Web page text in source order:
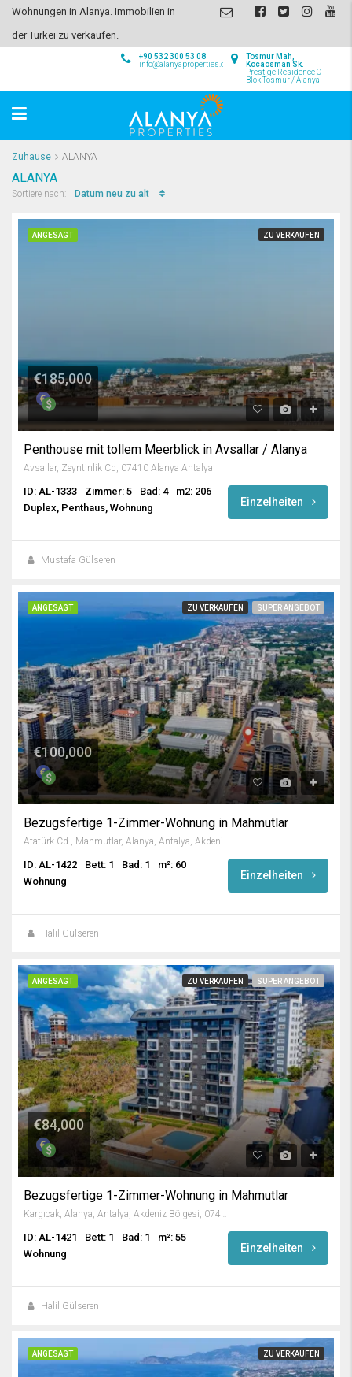
Wohnungen in Alanya. Immobilien in
der Türkei zu verkaufen.
Tosmur Mah,
Kocaosman Sk.
Prestige Residence C
Blok Tosmur / Alanya
+90 532 300 53 08
info@alanyaproperties.com
Zuhause ALANYA
ALANYA
Sortiere nach: Datum neu zu alt
ANGESAGT ZU VERKAUFEN
€185,000
Penthouse mit tollem Meerblick in Avsallar / Alanya
Avsallar, Zeyntinlik Cd, 07410 Alanya Antalya
ID: AL-1333 Zimmer: 5 Bad: 4
m2: 206
Duplex, Penthaus, Wohnung
Einzelheiten
Mustafa Gülseren
ANGESAGT ZU VERKAUFEN SUPER ANGEBOT
€100,000
Bezugsfertige 1-Zimmer-Wohnung in Mahmutlar
ID: AL-1422 Bett: 1 Bad: 1
m²: 60
Wohnung
Einzelheiten
Halil Gülseren
ANGESAGT ZU VERKAUFEN SUPER ANGEBOT
€84,000
Bezugsfertige 1-Zimmer-Wohnung in Mahmutlar
Kargıcak, Alanya, Antalya, Akdeniz Bölgesi, 07455, Türkiye
ID: AL-1421 Bett: 1 Bad: 1
m²: 55
Wohnung
Einzelheiten
Halil Gülseren
ANGESAGT ZU VERKAUFEN